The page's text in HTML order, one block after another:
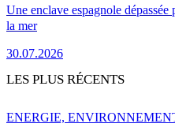
Une enclave espagnole
la mer
30.07.2026
LES PLUS RÉCENTS
ENERGIE,